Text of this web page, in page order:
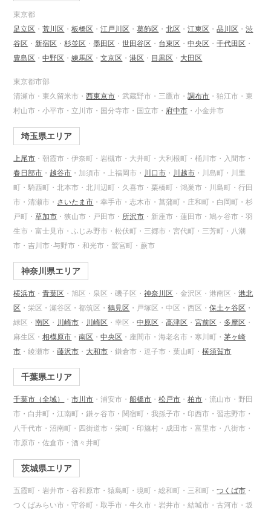
東京都
足立区 ・荒川区 ・板橋区 ・江戸川区 ・葛飾区 ・北区 ・江東区 ・品川区 ・渋
谷区 ・ 新宿区 ・杉並区 ・墨田区 ・世田谷区 ・ 台東区 ・中央区 ・千代田区 ・
豊島区 ・中野区 ・練馬区 ・文京区 ・港区 ・ 目黒区 ・ 大田区
東京都市部
清瀬市・東久留米市・西東京市 ・武蔵野市・三鷹市・調布市 ・狛江市・東
村山市・小平市・立川市・国分寺市・国立市・ 府中市 ・小金井市
埼玉県エリア
上尾市 ・朝霞市・伊奈町・岩槻市・大井町・大利根町・桶川市・入間市・
春日部市 ・ 越谷市 ・加須市・上福岡市・ 川口市 ・ 川越市 ・川島町・川里
町・騎西町・北本市・北川辺町・久喜市・栗橋町・鴻巣市・川島町・行田
市・清瀬市・ さいたま市 ・幸手市・志木市・菖蒲町・庄和町・白岡町・杉
戸町・草加市 ・狭山市・戸田市・ 所沢市 ・新座市・蓮田市・鳩ヶ谷市・羽
生市・富士見市・ふじみ野市・松伏町・三郷市・宮代町・三芳町・八潮
市・吉川市･与野市・和光市・鷲宮町・蕨市
神奈川県エリア
横浜市 ・青葉区 ・旭区・泉区・磯子区・神奈川区 ・金沢区・港南区・港北
区 ・栄区・瀬谷区・都筑区・鶴見区 ・戸塚区・中区・西区・保土ヶ谷区 ・
緑区・南区 ・ 川崎市 ・ 川崎区 ・幸区・中原区 ・高津区 ・宮前区 ・ 多摩区 ・
麻生区・相模原市 ・南区 ・中央区 ・座間市・海老名市・寒川町・茅ヶ崎
市 ・綾瀬市・藤沢市 ・ 大和市 ・鎌倉市・逗子市・葉山町・横須賀市
千葉県エリア
千葉市（全域） ・市川市 ・浦安市・船橋市 ・松戸市 ・柏市 ・流山市・野田
市・白井町・江南町・鎌ヶ谷市・関宿町・我孫子市・印西市・習志野市・
八千代市・沼南町・四街道市・栄町・印旛村・成田市・富里市・八街市・
市原市・佐倉市・酒々井町
茨城県エリア
五霞町・岩井市・谷和原市・猿島町・境町・総和町・三和町・つくば市 ・
つくばみらい市・守谷町・取手市・牛久市・岩井市・結城市・古河市・坂